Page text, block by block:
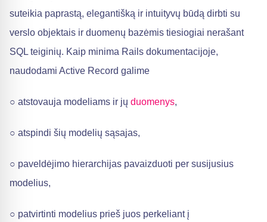
suteikia paprastą, elegantišką ir intuityvų būdą dirbti su
verslo objektais ir duomenų bazėmis tiesiogiai nerašant
SQL teiginių. Kaip minima Rails dokumentacijoje,
naudodami Active Record galime
○ atstovauja modeliams ir jų duomenys,
○ atspindi šių modelių sąsajas,
○ paveldėjimo hierarchijas pavaizduoti per susijusius
modelius,
○ patvirtinti modelius prieš juos perkeliant į